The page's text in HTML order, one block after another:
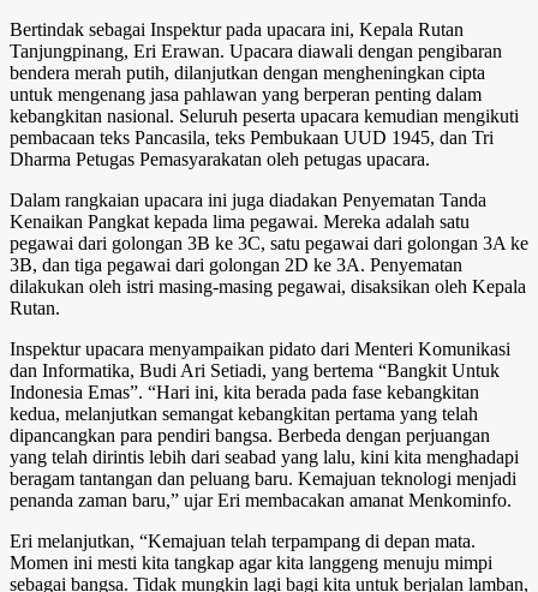
Bertindak sebagai Inspektur pada upacara ini, Kepala Rutan
Tanjungpinang, Eri Erawan. Upacara diawali dengan pengibaran
bendera merah putih, dilanjutkan dengan mengheningkan cipta
untuk mengenang jasa pahlawan yang berperan penting dalam
kebangkitan nasional. Seluruh peserta upacara kemudian mengikuti
pembacaan teks Pancasila, teks Pembukaan UUD 1945, dan Tri
Dharma Petugas Pemasyarakatan oleh petugas upacara.
Dalam rangkaian upacara ini juga diadakan Penyematan Tanda
Kenaikan Pangkat kepada lima pegawai. Mereka adalah satu
pegawai dari golongan 3B ke 3C, satu pegawai dari golongan 3A ke
3B, dan tiga pegawai dari golongan 2D ke 3A. Penyematan
dilakukan oleh istri masing-masing pegawai, disaksikan oleh Kepala
Rutan.
Inspektur upacara menyampaikan pidato dari Menteri Komunikasi
dan Informatika, Budi Ari Setiadi, yang bertema “Bangkit Untuk
Indonesia Emas”. “Hari ini, kita berada pada fase kebangkitan
kedua, melanjutkan semangat kebangkitan pertama yang telah
dipancangkan para pendiri bangsa. Berbeda dengan perjuangan
yang telah dirintis lebih dari seabad yang lalu, kini kita menghadapi
beragam tantangan dan peluang baru. Kemajuan teknologi menjadi
penanda zaman baru,” ujar Eri membacakan amanat Menkominfo.
Eri melanjutkan, “Kemajuan telah terpampang di depan mata.
Momen ini mesti kita tangkap agar kita langgeng menuju mimpi
sebagai bangsa. Tidak mungkin lagi bagi kita untuk berjalan lamban,